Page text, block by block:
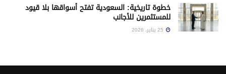
خطوة تاريخية: السعودية تفتح أسواقها بلا قيود
للمستثمرين للأجانب